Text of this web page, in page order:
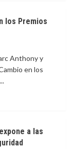
los Premios
Anthony y
en los
a las